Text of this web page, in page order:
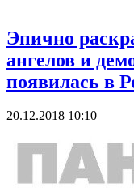
Эпично
ангелов и
появилась в
20.12.2018 10:10